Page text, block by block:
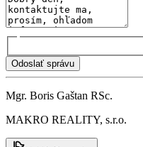
Odoslať správu
Mgr. Boris Gaštan RSc.
MAKRO REALITY, s.r.o.